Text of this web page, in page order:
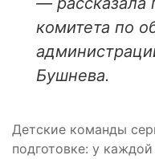
комитета по
Бушнева.
Детские команды
подготовке: у